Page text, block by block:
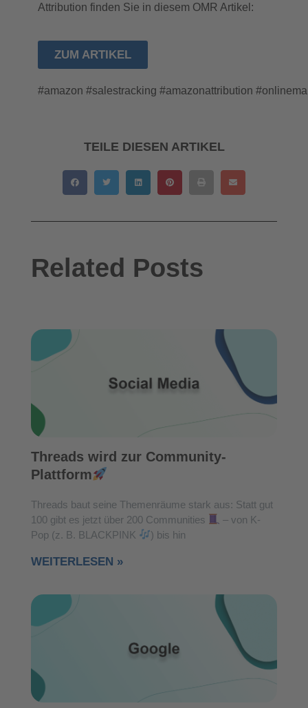
Attribution finden Sie in diesem OMR Artikel:
ZUM ARTIKEL
#amazon #salestracking #amazonattribution
TEILE DIESEN ARTIKEL
Related Posts
Threads wird zur Community-
Plattform
Threads baut seine Themenräume stark aus: Statt gut
100 gibt es jetzt über 200 Communities
– von K-
Pop (z. B. BLACKPINK
) bis hin
WEITERLESEN »